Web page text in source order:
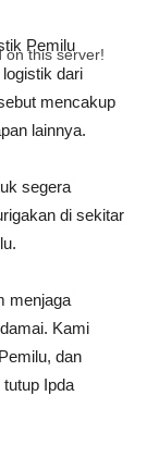
Pemilu
dari
mencakup
lainnya.
segera
di sekitar
menjaga
Kami
dan
Ipda
on this server!